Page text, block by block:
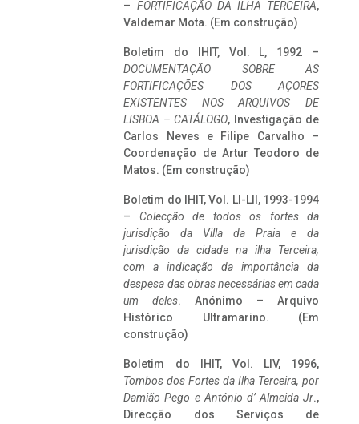
– FORTIFICAÇÃO DA ILHA TERCEIRA,
Valdemar Mota. (Em construção)
Boletim do IHIT, Vol. L, 1992 –
DOCUMENTAÇÃO SOBRE AS
FORTIFICAÇÕES DOS AÇORES
EXISTENTES NOS ARQUIVOS DE
LISBOA – CATÁLOGO, Investigação de
Carlos Neves e Filipe Carvalho –
Coordenação de Artur Teodoro de
Matos. (Em construção)
Boletim do IHIT, Vol. LI-LII, 1993-1994
– Colecção de todos os fortes da
jurisdição da Villa da Praia e da
jurisdição da cidade na ilha Terceira,
com a indicação da importância da
despesa das obras necessárias em cada
um deles. Anónimo – Arquivo
Histórico Ultramarino. (Em
construção)
Boletim do IHIT, Vol. LIV, 1996,
Tombos dos Fortes da Ilha Terceira, por
Damião Pego e António d’ Almeida Jr.,
Direcção dos Serviços de